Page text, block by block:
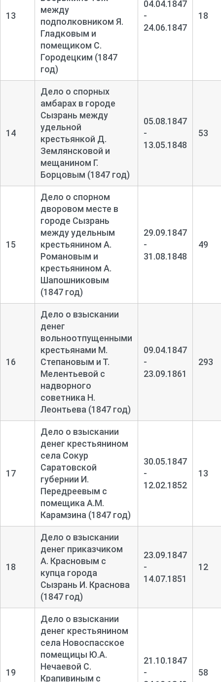
13
между
подполковником Я.
Гладковым и
помещиком С.
Городецким (1847
год)
04.04.1847
-
24.06.1847
18
14
Дело о спорных
амбарах в городе
Сызрань между
удельной
крестьянкой Д.
Землянсковой и
мещанином Г.
Борцовым (1847 год)
05.08.1847
-
13.05.1848
53
15
Дело о спорном
дворовом месте в
городе Сызрань
между удельным
крестьянином А.
Романовым и
крестьянином А.
Шапошниковым
(1847 год)
29.09.1847
-
31.08.1848
49
16
Дело о взыскании
денег
вольноотпущенными
крестьянами М.
Степановым и Т.
Мелентьевой с
надворного
советника Н.
Леонтьева (1847 год)
09.04.1847
-
23.09.1861
293
17
Дело о взыскании
денег крестьянином
села Сокур
Саратовской
губернии И.
Передреевым с
помещика А.М.
Карамзина (1847 год)
30.05.1847
-
12.02.1852
13
18
Дело о взыскании
денег приказчиком
А. Красновым с
купца города
Сызрань И. Краснова
(1847 год)
23.09.1847
-
14.07.1851
12
19
Дело о взыскании
денег крестьянином
села Новоспасское
помещицы Ю.А.
Нечаевой С.
Крапивиным с
21.10.1847
-
58